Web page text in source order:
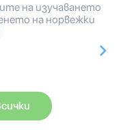
на изучаването
на норвежки